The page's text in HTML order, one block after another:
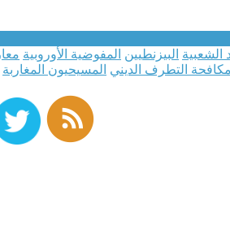
الشعبية البيزنطيين المفوضية الأوروبية
مكافحة التطرف الديني المسيحيون المغاربة